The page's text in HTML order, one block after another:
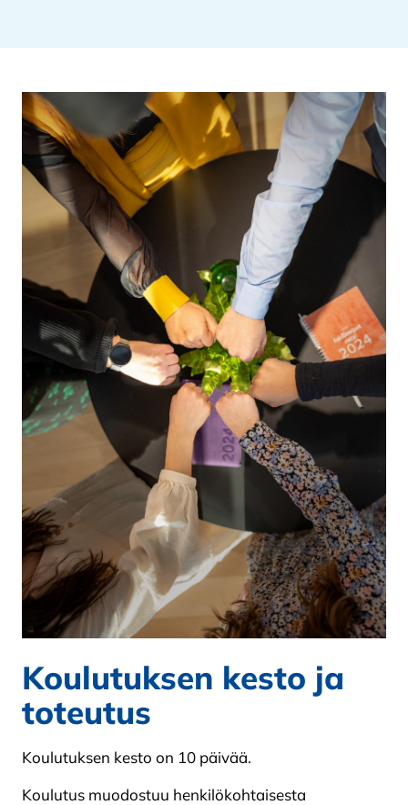
Koulutuksen kesto ja
toteutus
Koulutuksen kesto on 10 päivää.
Koulutus muodostuu henkilökohtaisesta